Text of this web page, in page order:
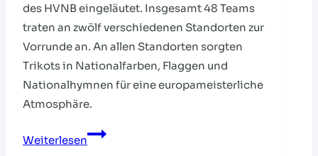
des HVNB eingeläutet. Insgesamt 48 Teams
traten an zwölf verschiedenen Standorten zur
Vorrunde an. An allen Standorten sorgten
Trikots in Nationalfarben, Flaggen und
Nationalhymnen für eine europameisterliche
Atmosphäre.
Weiterlesen
Mini-